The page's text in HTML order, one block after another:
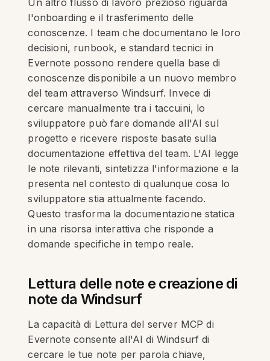
Un altro flusso di lavoro prezioso riguarda
l'onboarding e il trasferimento delle
conoscenze. I team che documentano le loro
decisioni, runbook, e standard tecnici in
Evernote possono rendere quella base di
conoscenze disponibile a un nuovo membro
del team attraverso Windsurf. Invece di
cercare manualmente tra i taccuini, lo
sviluppatore può fare domande all'AI sul
progetto e ricevere risposte basate sulla
documentazione effettiva del team. L'AI legge
le note rilevanti, sintetizza l'informazione e la
presenta nel contesto di qualunque cosa lo
sviluppatore stia attualmente facendo.
Questo trasforma la documentazione statica
in una risorsa interattiva che risponde a
domande specifiche in tempo reale.
Lettura delle note e creazione di
note da Windsurf
La capacità di Lettura del server MCP di
Evernote consente all'AI di Windsurf di
cercare le tue note per parola chiave,